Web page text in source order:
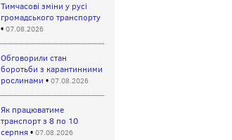
Тимчасові зміни у русі
громадського транспорту
• 07.08.2026
Обговорили стан
боротьби з карантинними
рослинами • 07.08.2026
Як працюватиме
транспорт з 8 по 10
серпня• 07.08.2026